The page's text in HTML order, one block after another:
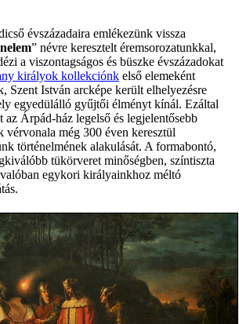
évszázadaira emlékezünk vissza
” névre keresztelt éremsorozatunkkal,
a viszontagságos és büszke évszázadokat
királyok kollekciónk első elemeként
Szent István arcképe került elhelyezésre
egyedülálló gyűjtői élményt kínál. Ezáltal
Árpád-ház legelső és legjelentősebb
vérvonala még 300 éven keresztül
történelmének alakulását. A formabontó,
tükörveret minőségben, színtiszta
egykori királyainkhoz méltó